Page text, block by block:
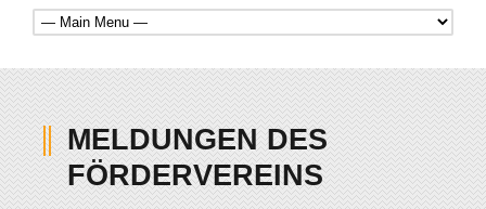
MELDUNGEN DES
FÖRDERVEREINS